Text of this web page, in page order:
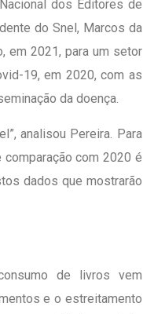
dos Editores de
do Snel, Marcos da
em 2021, para um setor
19, em 2020, com as
da doença.
analisou Pereira. Para
com 2020 é
dados que mostrarão
de livros vem
e o estreitamento